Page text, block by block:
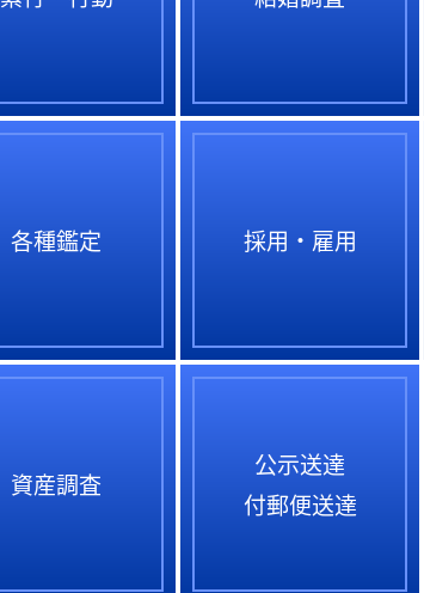
各種鑑定 採用・雇用
資産調査
公示送達
付郵便送達